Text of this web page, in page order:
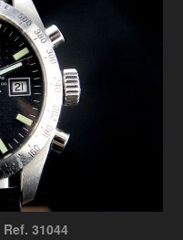
31044